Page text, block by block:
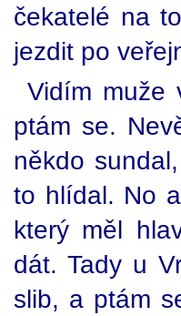
čekatelé na
jezdit po
Vidím muže
ptám se.
někdo
to hlídal. No
který měl
dát. Tady u
slib, a ptám